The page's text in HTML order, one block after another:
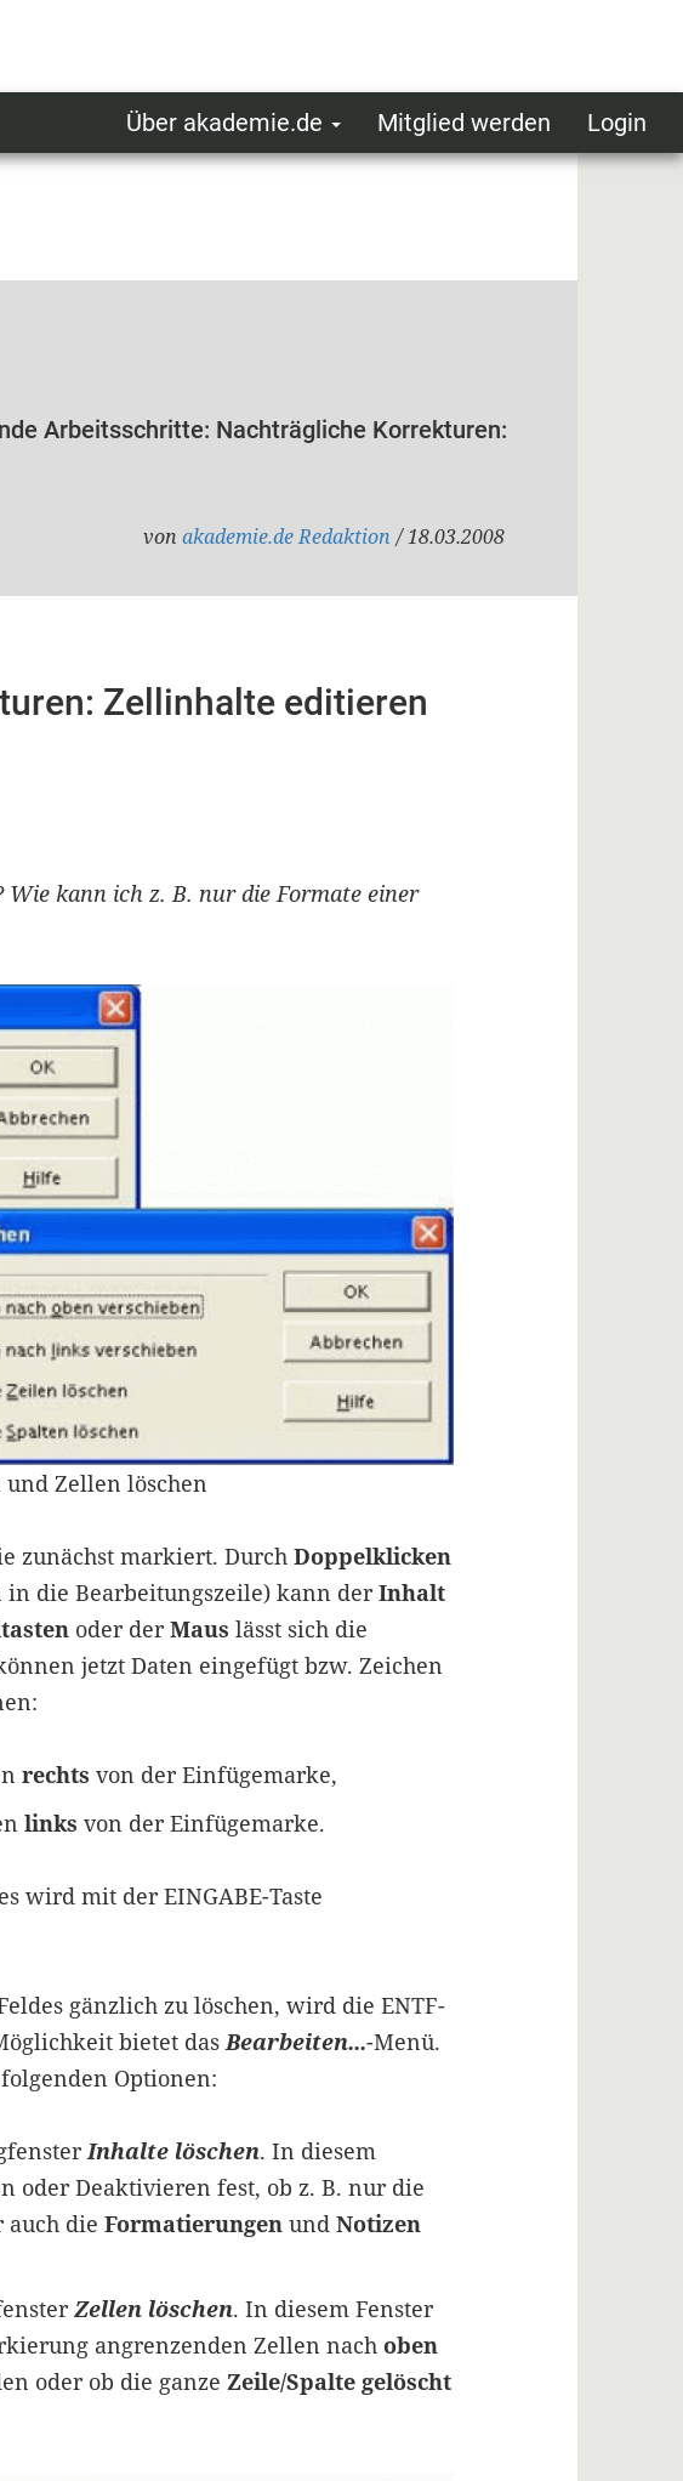
User
Über akademie.de Mitglied werden Login
Arbeitsschritte: Nachträgliche Korrekturen:
von akademie.de Redaktion / 18.03.2008
Zellinhalte editieren
Wie kann ich z. B. nur die Formate einer
Zellen löschen
zunächst markiert. Durch Doppelklicken
die Bearbeitungszeile) kann derInhalt
oder derMaus lässt sich die
jetzt Daten eingefügt bzw. Zeichen
rechts von der Einfügemarke,
links von der Einfügemarke.
wird mit der EINGABE-Taste
gänzlich zu löschen, wird die ENTF-
bietet dasBearbeiten...-Menü.
Optionen:
Inhalte löschen. In diesem
oder Deaktivieren fest, ob z. B. nur die
auch die Formatierungenund Notizen
Zellen löschen. In diesem Fenster
angrenzenden Zellen nach oben
oder ob die ganze Zeile/Spalte gelöscht